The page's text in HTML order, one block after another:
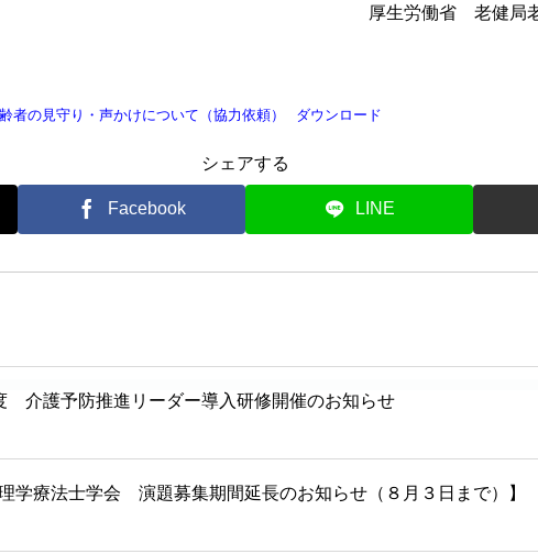
厚生労働省 老健局
者の見守り・声かけについて（協力依頼） ダウンロード
シェアする
Facebook LINE
介護予防推進リーダー導入研修開催のお知らせ
理学療法士学会 演題募集期間延長のお知らせ（８月３日まで）】